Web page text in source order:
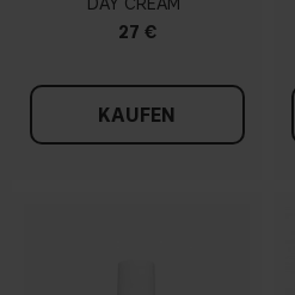
DAY CREAM
27 €
KAUFEN